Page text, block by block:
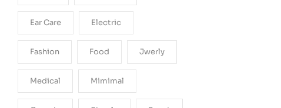
Ear Care Electric
Fashion Food Jwerly
Medical Mimimal